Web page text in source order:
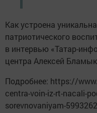
Как устроена
патриотического
в интервью «Татар-
центра Алексей
Подробнее: https://
centra-voin-iz-rt-nacali-
sorevnovaniyam-5993262